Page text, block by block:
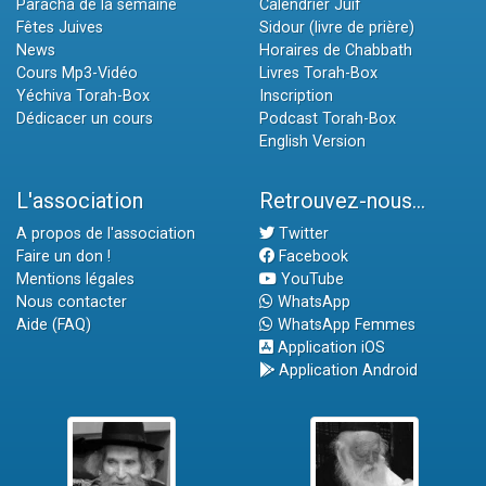
Paracha de la semaine
Fêtes Juives
News
Cours Mp3-Vidéo
Yéchiva Torah-Box
Dédicacer un cours
Calendrier Juif
Sidour (livre de prière)
Horaires de Chabbath
Livres Torah-Box
Inscription
Podcast Torah-Box
English Version
L'association
A propos de l'association
Faire un don !
Mentions légales
Nous contacter
Aide (FAQ)
Retrouvez-nous...
Twitter
Facebook
YouTube
WhatsApp
WhatsApp Femmes
Application iOS
Application Android